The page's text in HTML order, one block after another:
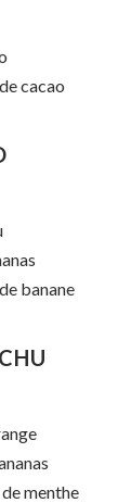
cacao
banane
menthe